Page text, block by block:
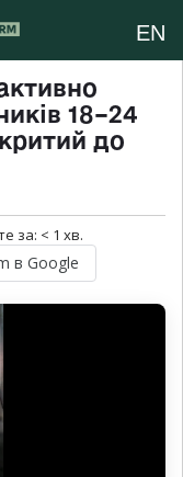
EN
18–24
до
за: < 1 хв.
в Google